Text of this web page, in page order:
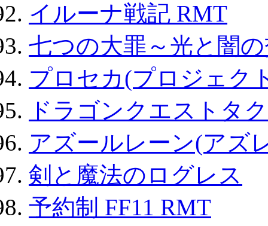
イルーナ戦記 RMT
七つの大罪～光と闇
プロセカ(プロジェク
ドラゴンクエストタ
アズールレーン(アズ
剣と魔法のログレス
予約制 FF11 RMT